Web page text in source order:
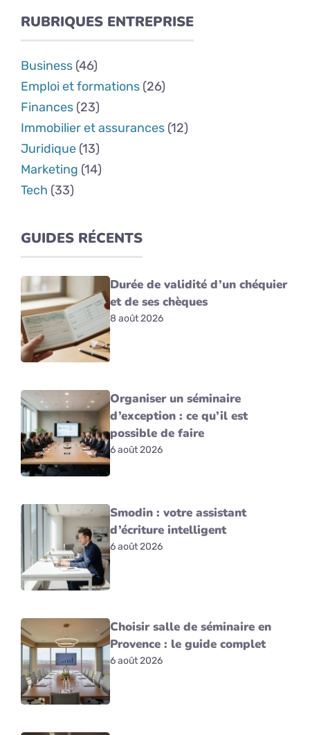
RUBRIQUES ENTREPRISE
Business (46)
Emploi et formations (26)
Finances (23)
Immobilier et assurances (12)
Juridique (13)
Marketing (14)
Tech (33)
GUIDES RÉCENTS
Durée de validité d’un chéquier
et de ses chèques
8 août 2026
Organiser un séminaire
d’exception : ce qu’il est
possible de faire
6 août 2026
Smodin : votre assistant
d’écriture intelligent
6 août 2026
Choisir salle de séminaire en
Provence : le guide complet
6 août 2026